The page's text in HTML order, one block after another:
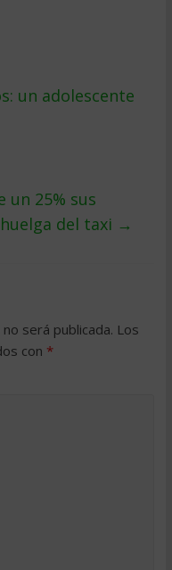
un adolescente
un 25% sus
del taxi →
será publicada. Los
con *